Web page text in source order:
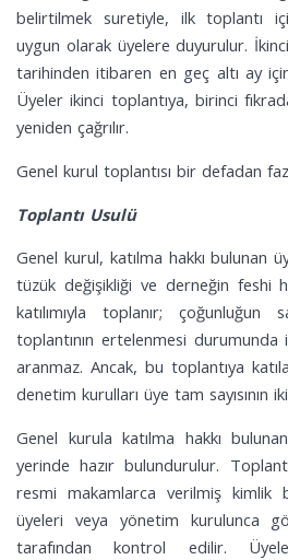
belirtilmek suretiyle, ilk toplantı
uygun olarak üyelere duyurulur.
tarihinden itibaren en geç altı ay
Üyeler ikinci toplantıya, birinci
yeniden çağrılır.
Genel kurul toplantısı bir defadan
Toplantı Usulü
Genel kurul, katılma hakkı bulunan
tüzük değişikliği ve derneğin feshi
katılımıyla toplanır; çoğunluğun
toplantının ertelenmesi durumunda
aranmaz. Ancak, bu toplantıya
denetim kurulları üye tam sayısının
Genel kurula katılma hakkı
yerinde hazır bulundurulur.
resmi makamlarca verilmiş kimlik
üyeleri veya yönetim kurulunca
tarafından kontrol edilir.